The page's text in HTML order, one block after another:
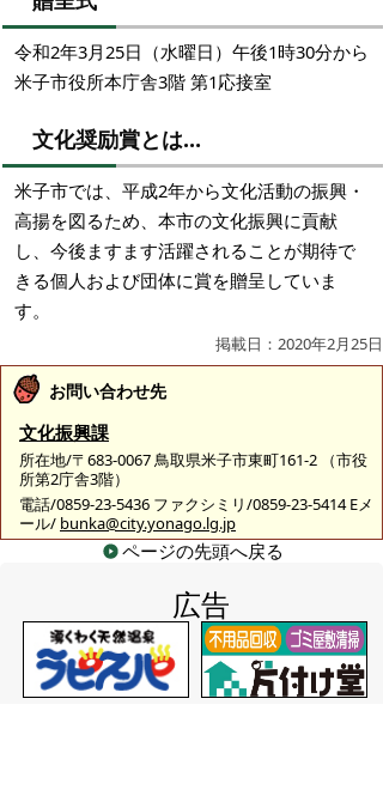
令和2年3月25日（水曜日）午後1時30分から
米子市役所本庁舎3階 第1応接室
文化奨励賞とは…
米子市では、平成2年から文化活動の振興・
高揚を図るため、本市の文化振興に貢献
し、今後ますます活躍されることが期待で
きる個人および団体に賞を贈呈していま
す。
掲載日：2020年2月25日
お問い合わせ先
文化振興課
所在地/〒683-0067 鳥取県米子市東町161-2 （市役
所第2庁舎3階）
電話/0859-23-5436 ファクシミリ/0859-23-5414 Eメ
ール/ bunka@city.yonago.lg.jp
ページの先頭へ戻る
広告